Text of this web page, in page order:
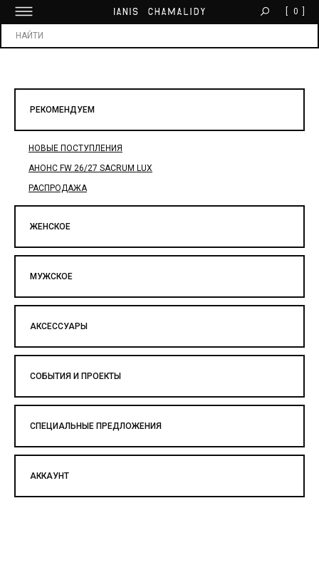
0
РЕКОМЕНДУЕМ
НОВЫЕ ПОСТУПЛЕНИЯ
АНОНС FW 26/27 SACRUM LUX
РАСПРОДАЖА
ЖЕНСКОЕ
МУЖСКОЕ
АКСЕССУАРЫ
СОБЫТИЯ И ПРОЕКТЫ
СПЕЦИАЛЬНЫЕ ПРЕДЛОЖЕНИЯ
АККАУНТ